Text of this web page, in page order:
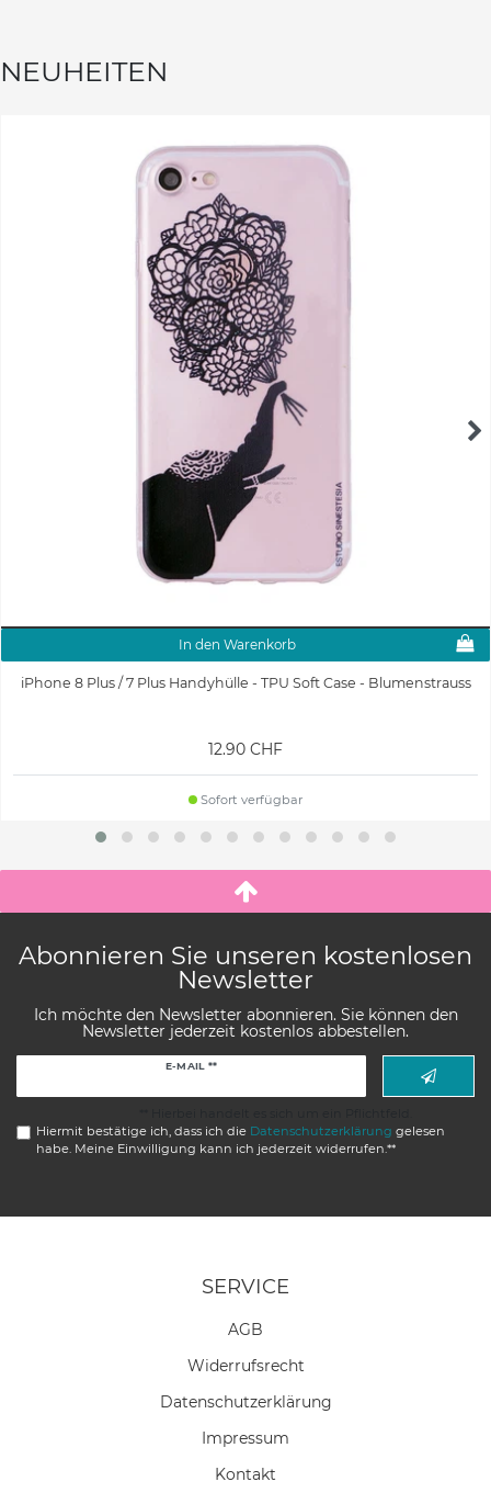
NEUHEITEN
In den Warenkorb
iPhone 8 Plus / 7 Plus Handyhülle - TPU Soft Case - Blumenstrauss
12.90 CHF
Sofort verfügbar
Abonnieren Sie unseren kostenlosen
Newsletter
Ich möchte den Newsletter abonnieren. Sie können den
Newsletter jederzeit kostenlos abbestellen.
E-MAIL **
Hiermit bestätige ich, dass ich die Daten­schutz­erklärung gelesen
habe. Meine Einwilligung kann ich jederzeit widerrufen.**
SERVICE
AGB
Widerrufs­recht
Daten­schutz­erklärung
Impressum
Kontakt